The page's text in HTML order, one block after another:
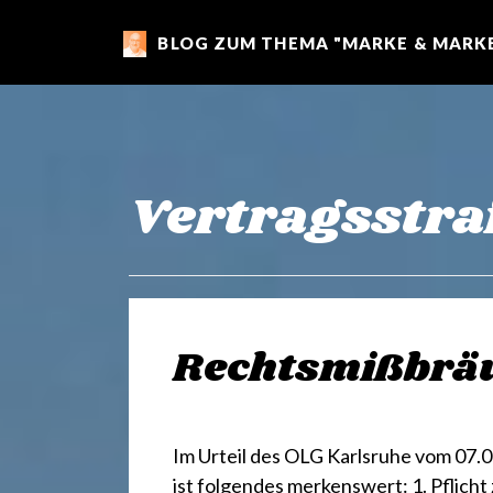
m
r
k
BLOG ZUM THEMA "MARKE &
Im Urteil des OLG Karlsruhe vom
ist folgendes merkenswert: 1.